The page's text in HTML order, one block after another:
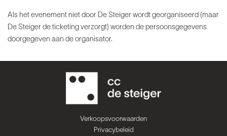
Als het evenement niet door De Steiger wordt georganiseerd (maar
De Steiger de ticketing verzorgt) worden de persoonsgegevens
doorgegeven aan de organisator.
Verkoopsvoorwaarden
Privacybeleid